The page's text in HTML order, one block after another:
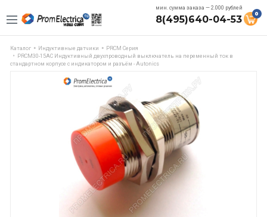
мин. сумма заказа — 2.000 рублей
8(495)640-04-53 0
Каталог Индуктивные датчики
PRCM Серия
PRCM30-15AC Индуктивный двухпроводный выключатель на переменный ток в
стандартном корпусе с индикатором и разъём - Autonics